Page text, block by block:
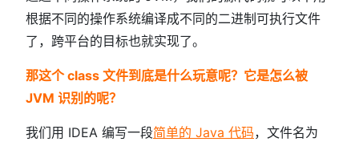
根据不同的操作系统编译成不同的二进制可执行文件
了，跨平台的目标也就实现了。
那这个 class 文件到底是什么玩意呢？它是怎么被
JVM 识别的呢？
我们用 IDEA 编写一段简单的 Java 代码，文件名为